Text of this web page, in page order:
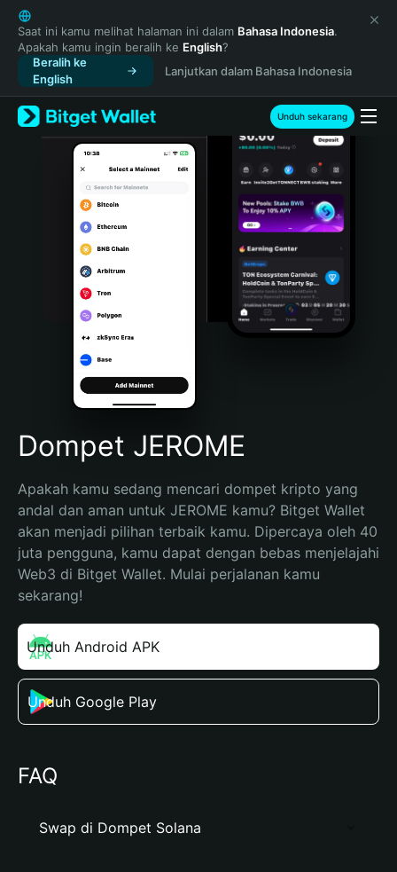
English
日本語
Tiếng Việt
Русский
Español (Latinoamérica)
Türkçe
Italiano
Português (Portugal)
Bahasa Indonesia
Português (Brasil)
Español (Argentina)
Saat ini kamu melihat halaman ini dalam Bahasa Indonesia.
Apakah kamu ingin beralih ke English?
Beralih ke
English
Lanjutkan dalam Bahasa Indonesia
Unduh sekarang
Dompet JEROME
Apakah kamu sedang mencari dompet kripto yang
andal dan aman untuk JEROME kamu? Bitget Wallet
akan menjadi pilihan terbaik kamu. Dipercaya oleh 40
juta pengguna, kamu dapat dengan bebas menjelajahi
Web3 di Bitget Wallet. Mulai perjalanan kamu
sekarang!
Unduh Android APK
Unduh Google Play
FAQ
Swap di Dompet Solana